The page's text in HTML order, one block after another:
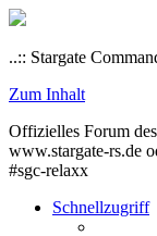
..:: Stargate
Zum Inhalt
Offizielles Forum
www.stargate-rs.de
#sgc-relaxx
Schnellzugriff